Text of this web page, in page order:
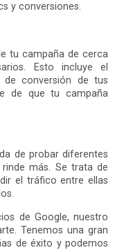
y conversiones.
tu campaña de cerca
Esto incluye el
de conversión de tus
de que tu campaña
de probar diferentes
más. Se trata de
el tráfico entre ellas
de Google, nuestro
Tenemos una gran
de éxito y podemos